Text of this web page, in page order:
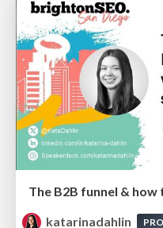
katarinadahlin
PRO